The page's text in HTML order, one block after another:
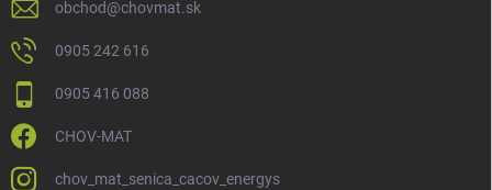
obchod@chovmat.sk
0905 242 616
0905 416 088
CHOV-MAT
chov_mat_senica_cacov_energys